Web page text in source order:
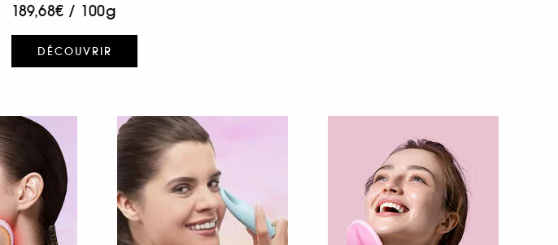
189,68€ / 100g
DÉCOUVRIR